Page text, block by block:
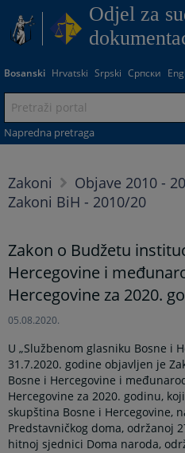
Odjel za
Bosanski Hrvatski Srpski Српски
Napredna pretraga
Zakoni
Objave 2010 -
Zakoni BiH - 2010/20
Zakon o Budžetu
Hercegovine i
Hercegovine za 2020.
05.08.2020.
U „Službenom glasniku Bosne i
31.7.2020. godine objavljen je
Bosne i Hercegovine i
Hercegovine za 2020. godinu,
skupština Bosne i Hercegovine,
Predstavničkog doma, održanoj
hitnoj sjednici Doma naroda,